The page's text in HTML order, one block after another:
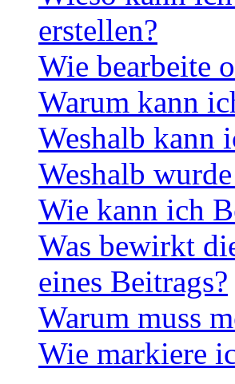
erstellen?
Wie bearbeite
Warum kann
Weshalb kann
Weshalb
Wie kann ich
Was bewirkt
eines Beitrags?
Warum muss
Wie markiere